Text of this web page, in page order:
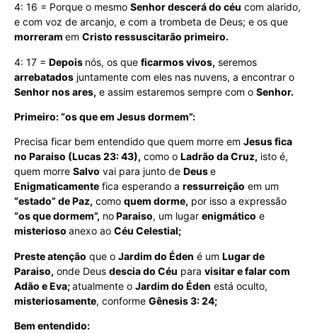
4: 16 = Porque o mesmo Senhor descerá do céu com alarido,
e com voz de arcanjo, e com a trombeta de Deus; e os que
morreram em Cristo ressuscitarão primeiro.
4: 17 = Depois nós, os que ficarmos vivos, seremos
arrebatados juntamente com eles nas nuvens, a encontrar o
Senhor nos ares, e assim estaremos sempre com o Senhor.
Primeiro: “os que em Jesus dormem”:
Precisa ficar bem entendido que quem morre em Jesus fica
no Paraiso (Lucas 23: 43), como o Ladrão da Cruz, isto é,
quem morre Salvo vai para junto de Deuse
Enigmaticamente fica esperando a ressurreição em um
“estado” de Paz, como quem dorme, por isso a expressão
“os que dormem”, noParaiso, um lugar enigmático e
misterioso anexo ao Céu Celestial;
Preste atenção que o Jardim do Éden é um Lugar de
Paraiso, onde Deus descia do Céu para visitar e falar com
Adão e Eva;atualmente o Jardim do Éden está oculto,
misteriosamente, conforme Gênesis 3: 24;
Bem entendido: